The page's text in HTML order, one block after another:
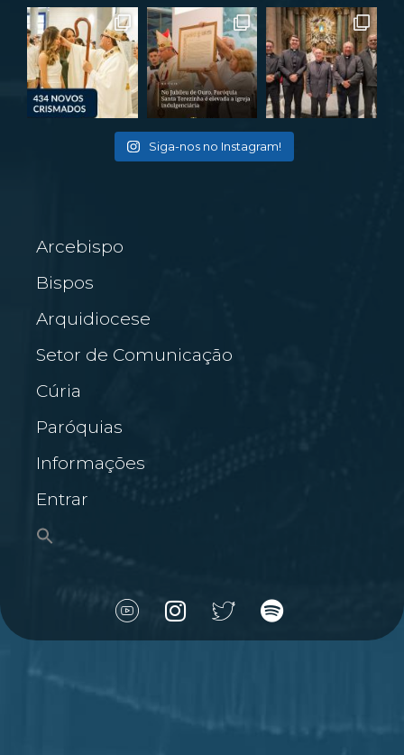
Siga-nos no Instagram!
Arcebispo
Bispos
Arquidiocese
Setor de Comunicação
Cúria
Paróquias
Informações
Entrar